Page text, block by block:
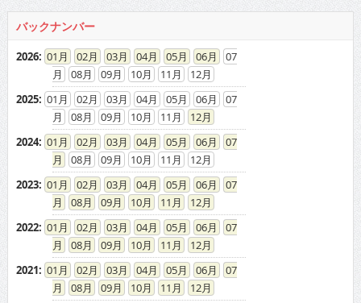
バックナンバー
2026: 01 02 03 04 05 06
07
08
09 10 11
12
2025: 01 02 03 04 05 06
07
08
09 10 11
12
2024: 01 02 03 04 05 06
07
08
09 10 11
12
2023: 01 02 03 04 05 06
07
08
09 10 11
12
2022: 01 02 03 04 05 06
07
08
09 10 11
12
2021: 01 02 03 04 05 06
07
08
09 10 11
12